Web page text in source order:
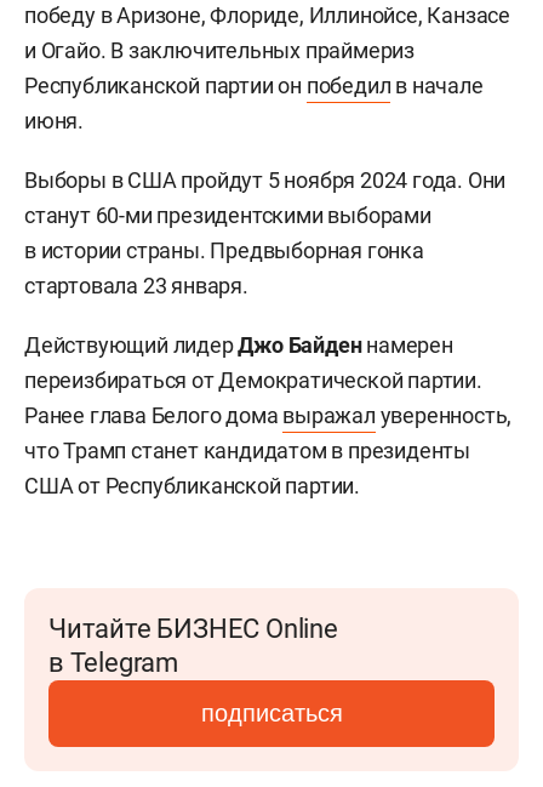
победу в Аризоне, Флориде, Иллинойсе, Канзасе
и Огайо. В заключительных праймериз
Республиканской партии он победил в начале
июня.
Выборы в США пройдут 5 ноября 2024 года. Они
станут 60-ми президентскими выборами
в истории страны. Предвыборная гонка
стартовала 23 января.
Действующий лидерДжо Байденнамерен
переизбираться от Демократической партии.
Ранее глава Белого дома выражал уверенность,
что Трамп станет кандидатом в президенты
США от Республиканской партии.
Читайте БИЗНЕС Online
в Telegram
подписаться